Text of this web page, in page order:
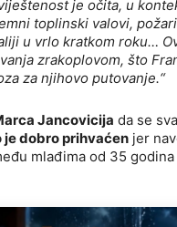
je očita, u
toplinski valovi,
u vrlo kratkom roku…
zrakoplovom, što
za njihovo putovanje.“
Jancovicija da se
je dobro prihvaćen jer
mlađima od 35 godina